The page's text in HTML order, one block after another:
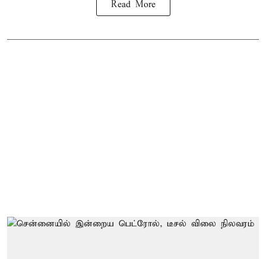
Read More